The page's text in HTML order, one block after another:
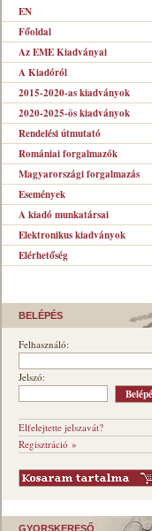
EN
Főoldal
Az EME Kiadványai
A Kiadóról
2015-2020-as kiadványok
2020-2025-ös kiadványok
Rendelési útmutató
Romániai forgalmazók
Magyarországi forgalmazás
Események
A kiadó munkatársai
Elektronikus kiadványok
Elérhetőség
BELÉPÉS
Felhasználó:
Jelszó:
Elfelejtette jelszavát?
Regisztráció »
GYORSKERESŐ